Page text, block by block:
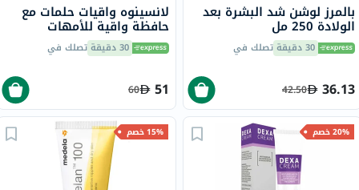
بالمرز لوشن شد البشرة بعد
الولادة 250 مل
30 دقيقة تصلك في
36.13
42.50
لانسينوه واقيات حلمات مع
حافظة واقية للأمهات
حزمة من 2
30 دقيقة تصلك في
51
60
20% خصم 15% خصم